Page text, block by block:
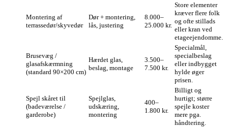
Montering af
terrassedør/skyvedør
Dør + montering,
lås, justering
8.000–
25.000 kr.
Store elementer
kræver flere folk
og ofte stillads
eller kran ved
etageejendomme.
Brusevæg /
glasafskærmning
(standard 90×200 cm)
Hærdet glas,
beslag, montage
3.500–
7.500 kr.
Specialmål,
specialbeslag
eller indbygget
hylde øger
prisen.
Spejl skåret til
(badeværelse /
garderobe)
Spejlglas,
udskæring,
montering
400–
1.800 kr.
Billigt og
hurtigt; større
spejle koster
mere pga.
håndtering.